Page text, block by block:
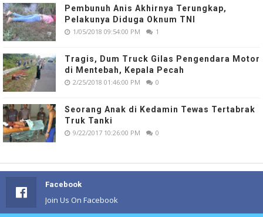
Pembunuh Anis Akhirnya Terungkap,
Pelakunya Diduga Oknum TNI
1/05/2018 09:54:00 PM 1
Tragis, Dum Truck Gilas Pengendara Motor
di Mentebah, Kepala Pecah
2/25/2018 01:46:00 PM 0
Seorang Anak di Kedamin Tewas Tertabrak
Truk Tanki
9/22/2017 10:26:00 PM 0
Facebook
Join Us On Facebook